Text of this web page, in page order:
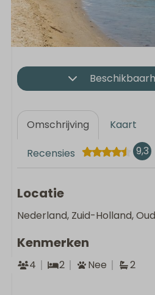
Omschrijving Kaart
Recensies 9,3
Locatie
Nederland, Zuid-Holland,
Kenmerken
4 2 Nee 2